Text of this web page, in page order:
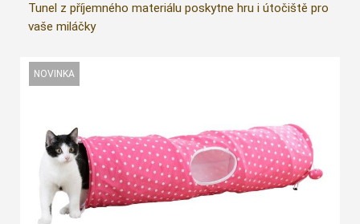
Tunel z příjemného materiálu poskytne hru i útočiště pro
vaše miláčky